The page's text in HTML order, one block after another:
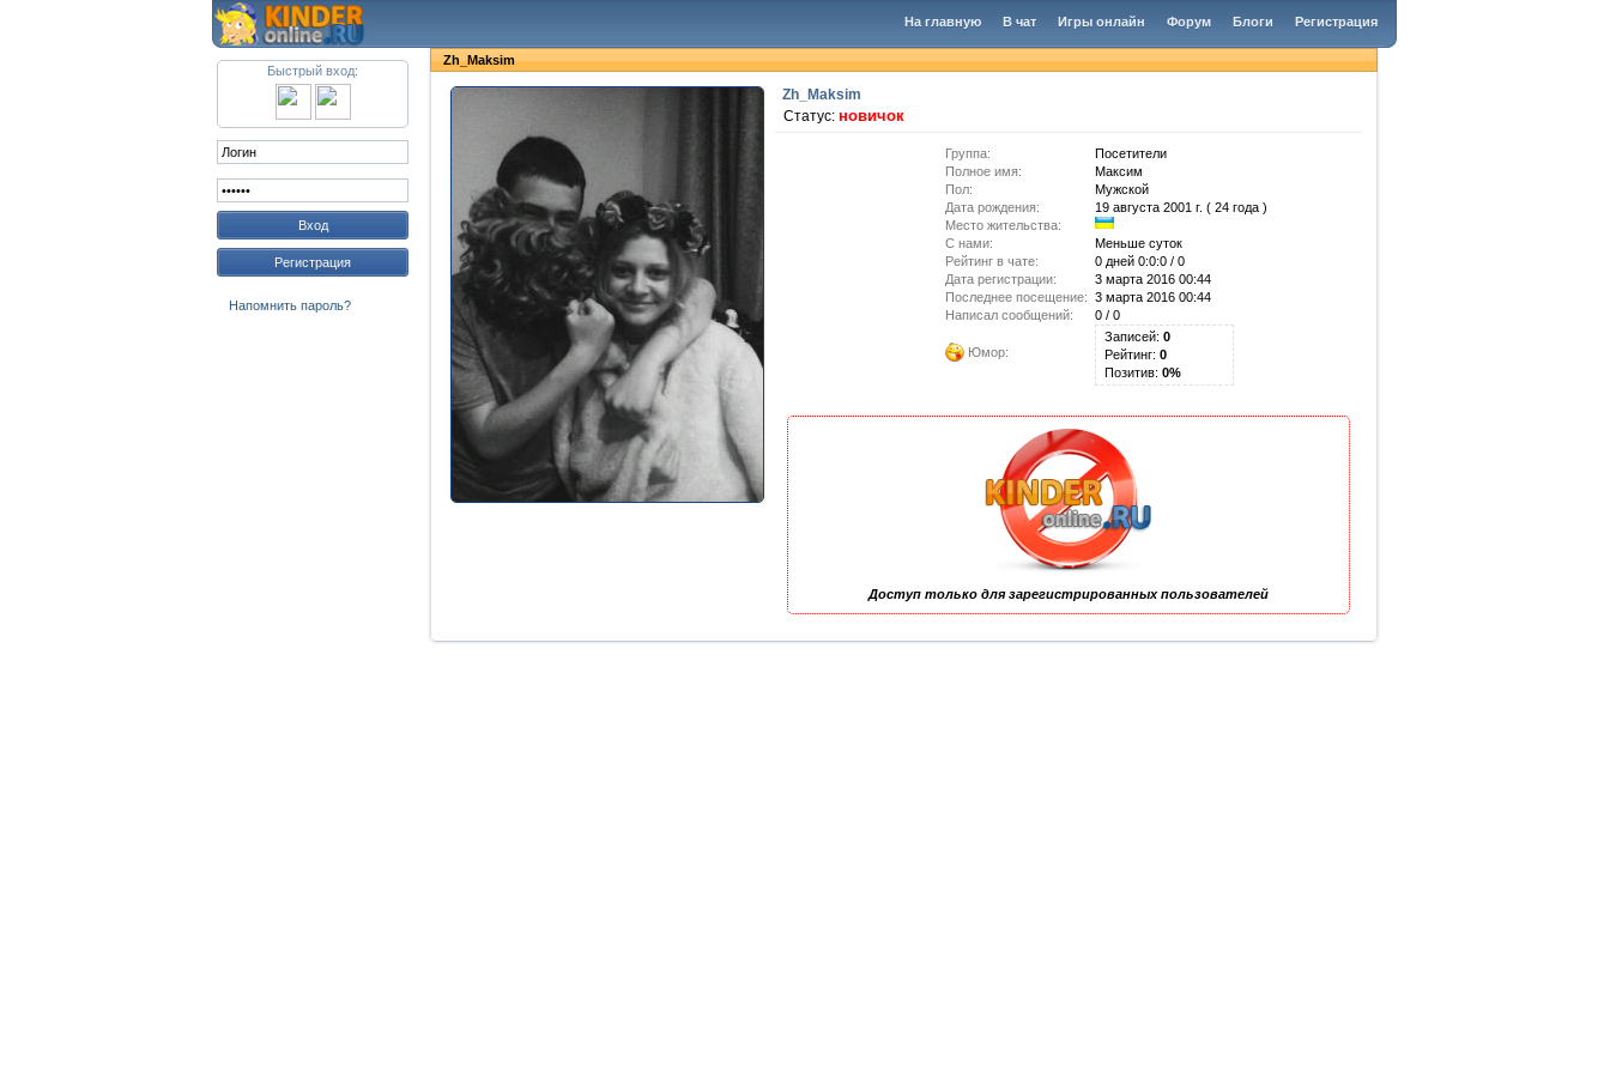
Регистрация
Блоги
Форум
Игры онлайн
В чат
На главную
Быстрый вход:
Вход
Регистрация
Напомнить пароль?
Zh_Maksim
Zh_Maksim
Статус: новичок
Группа:
Посетители
Полное имя:
Максим
Пол:
Мужской
Дата рождения:
19 августа 2001 г. ( 24 года )
Место жительства:
C нами:
Меньше суток
Рейтинг в чате:
0 дней 0:0:0 / 0
Дата регистрации:
3 марта 2016 00:44
Последнее посещение: 3 марта 2016 00:44
Написал сообщений:
0 / 0
Юмор:
Записей: 0
Рейтинг: 0
Позитив: 0%
Доступ только для зарегистрированных пользователей